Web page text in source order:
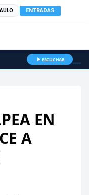
ENTRADAS
ESCUCHAR
EN
A